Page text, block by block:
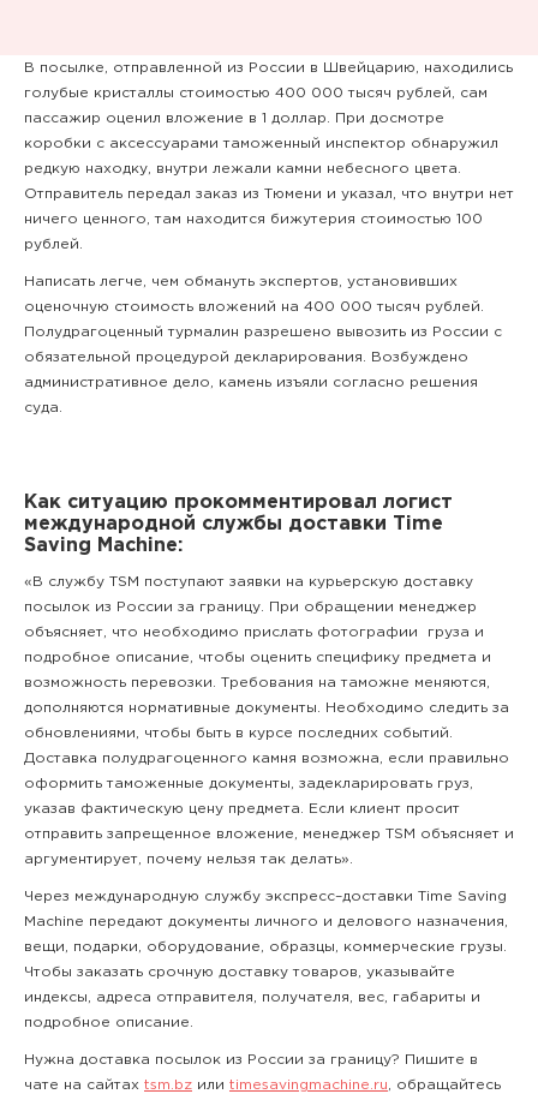
В посылке, отправленной из России в Швейцарию, находились
голубые кристаллы стоимостью 400 000 тысяч рублей, сам
пассажир оценил вложение в 1 доллар. При досмотре
коробки с аксессуарами таможенный инспектор обнаружил
редкую находку, внутри лежали камни небесного цвета.
Отправитель передал заказ из Тюмени и указал, что внутри нет
ничего ценного, там находится бижутерия стоимостью 100
рублей.
Написать легче, чем обмануть экспертов, установивших
оценочную стоимость вложений на 400 000 тысяч рублей.
Полудрагоценный турмалин разрешено вывозить из России с
обязательной процедурой декларирования. Возбуждено
административное дело, камень изъяли согласно решения
суда.
Как ситуацию прокомментировал логист
международной службы доставки Time
Saving Machine:
«В службу TSM поступают заявки на курьерскую доставку
посылок из России за границу. При обращении менеджер
объясняет, что необходимо прислать фотографии груза и
подробное описание, чтобы оценить специфику предмета и
возможность перевозки. Требования на таможне меняются,
дополняются нормативные документы. Необходимо следить за
обновлениями, чтобы быть в курсе последних событий.
Доставка полудрагоценного камня возможна, если правильно
оформить таможенные документы, задекларировать груз,
указав фактическую цену предмета. Если клиент просит
отправить запрещенное вложение, менеджер TSM объясняет и
аргументирует, почему нельзя так делать».
Через международную службу экспресс–доставки Time Saving
Machine передают документы личного и делового назначения,
вещи, подарки, оборудование, образцы, коммерческие грузы.
Чтобы заказать срочную доставку товаров, указывайте
индексы, адреса отправителя, получателя, вес, габариты и
подробное описание.
Нужна доставка посылок из России за границу? Пишите в
чате на сайтах tsm.bz или timesavingmachine.ru , обращайтесь